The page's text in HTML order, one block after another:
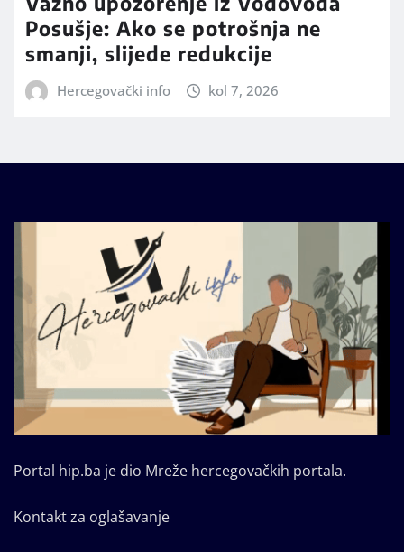
Posušje: Ako se potrošnja ne
smanji, slijede redukcije
Hercegovački info kol 7, 2026
Portal hip.ba je dio Mreže hercegovačkih portala.
Kontakt za oglašavanje